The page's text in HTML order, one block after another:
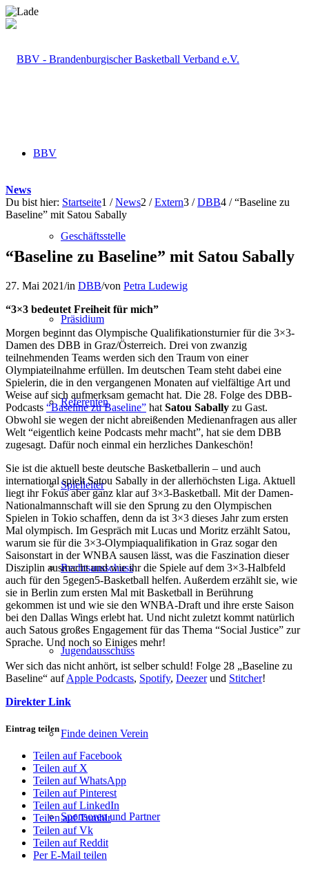
BBV
Geschäftsstelle
Präsidium
Referenten
Spielleiter
Rechtsausschuss
Jugendausschuss
Finde deinen Verein
Sponsoren und Partner
News
Du bist hier: Startseite1 / News2 / Extern3 / DBB4 / “Baseline zu
Baseline” mit Satou Sabally
“Baseline zu Baseline” mit Satou Sabally
27. Mai 2021/in DBB/von Petra Ludewig
“3×3 bedeutet Freiheit für mich”
Morgen beginnt das Olympische Qualifikationsturnier für die 3×3-
Damen des DBB in Graz/Österreich. Drei von zwanzig
teilnehmenden Teams werden sich den Traum von einer
Olympiateilnahme erfüllen. Im deutschen Team steht dabei eine
Spielerin, die in den vergangenen Monaten auf vielfältige Art und
Weise auf sich aufmerksam gemacht hat. Die 28. Folge des DBB-
Podcasts “Baseline zu Baseline” hat Satou Sabally zu Gast.
Obwohl sie wegen der nicht abreißenden Medienanfragen aus aller
Welt “eigentlich keine Podcasts mehr macht”, hat sie dem DBB
zugesagt. Dafür noch einmal ein herzliches Dankeschön!
Sie ist die aktuell beste deutsche Basketballerin – und auch
international spielt Satou Sabally in der allerhöchsten Liga. Aktuell
liegt ihr Fokus aber ganz klar auf 3×3-Basketball. Mit der Damen-
Nationalmannschaft will sie den Sprung zu den Olympischen
Spielen in Tokio schaffen, denn da ist 3×3 dieses Jahr zum ersten
Mal olympisch. Im Gespräch mit Lucas und Moritz erzählt Satou,
warum sie für die 3×3-Olympiaqualifikation in Graz sogar den
Saisonstart in der WNBA sausen lässt, was die Faszination dieser
Disziplin ausmacht und wie ihr die Spiele auf dem 3×3-Halbfeld
auch für den 5gegen5-Basketball helfen. Außerdem erzählt sie, wie
sie in Berlin zum ersten Mal mit Basketball in Berührung
gekommen ist und wie sie den WNBA-Draft und ihre erste Saison
bei den Dallas Wings erlebt hat. Und nicht zuletzt kommt natürlich
auch Satous großes Engagement für das Thema “Social Justice” zur
Sprache. Und noch so Einiges mehr!
Wer sich das nicht anhört, ist selber schuld! Folge 28 „Baseline zu
Baseline“ aufApple Podcasts, Spotify, Deezerund Stitcher!
Direkter Link
Eintrag teilen
Teilen auf Facebook
Teilen auf X
Teilen auf WhatsApp
Teilen auf Pinterest
Teilen auf LinkedIn
Teilen auf Tumblr
Teilen auf Vk
Teilen auf Reddit
Per E-Mail teilen